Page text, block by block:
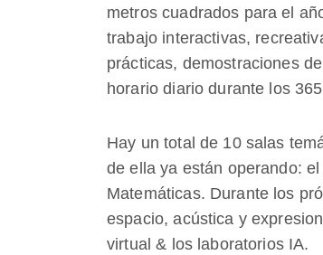
metros cuadrados para el
trabajo interactivas,
prácticas, demostraciones
horario diario durante los
Hay un total de 10 salas
de ella ya están operando:
Matemáticas. Durante los
espacio, acústica y
virtual & los laboratorios IA.